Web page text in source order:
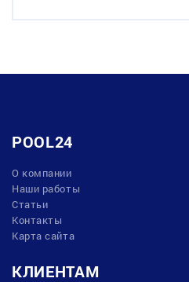
POOL24
О компании
Наши работы
Статьи
Контакты
Карта сайта
КЛИЕНТАМ